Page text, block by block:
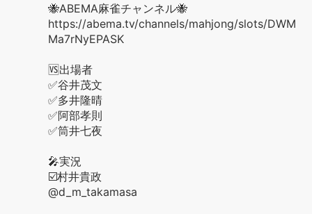
🐝ABEMA麻雀チャンネル🐝
https://abema.tv/channels/mahjong/slots/DWM
Ma7rNyEPASK
🆚出場者
✅谷井茂文
✅多井隆晴
✅阿部孝則
✅筒井七夜
🎤実況
☑️村井貴政
@d_m_takamasa